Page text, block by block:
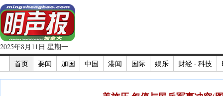
2025年8月11日 星期一
首页
要闻 加国 中国 港闻 国际 娱乐 财经 · 科技